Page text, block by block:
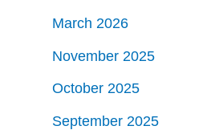
March 2026
November 2025
October 2025
September 2025